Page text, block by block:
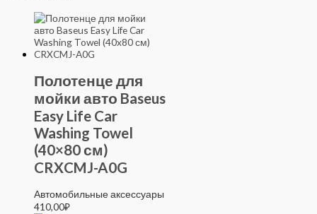
Полотенце для
мойки авто Baseus
Easy Life Car
Washing Towel
(40×80 см)
CRXCMJ-A0G
Автомобильные аксессуары
410,00₽